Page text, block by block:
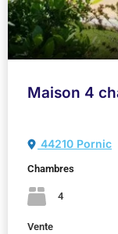
Maison 4
44210 Pornic
Chambres
4
Vente